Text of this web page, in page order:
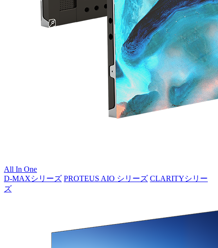
All In One
D-MAXシリーズ PROTEUS AIO シリーズ CLARITYシリー
ズ